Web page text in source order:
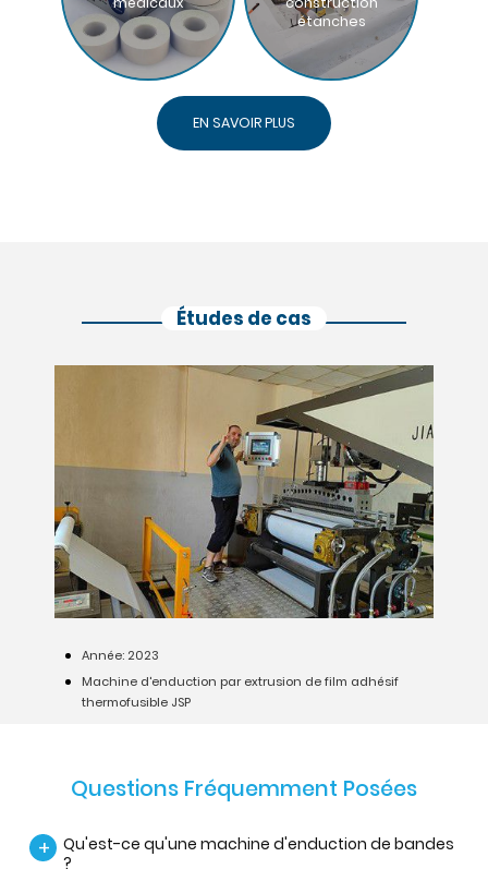
étanches
EN SAVOIR PLUS
Études de cas
Année: 2023
Machine d'enduction par extrusion de film adhésif
thermofusible JSP
Questions Fréquemment Posées
+
Qu'est-ce qu'une machine d'enduction de bandes
?